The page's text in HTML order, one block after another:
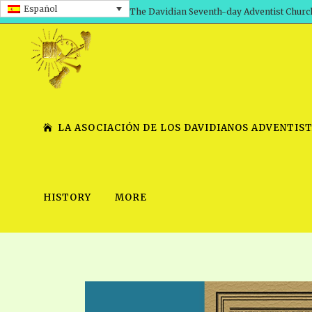
Español The Davidian Seventh-day Adventist
LA ASOCIACIÓN DE LOS DAVIDIANOS
TIMELY GREETINGS, VOL. 2
SERIES
SCHOOL OF THE
HISTORY MORE